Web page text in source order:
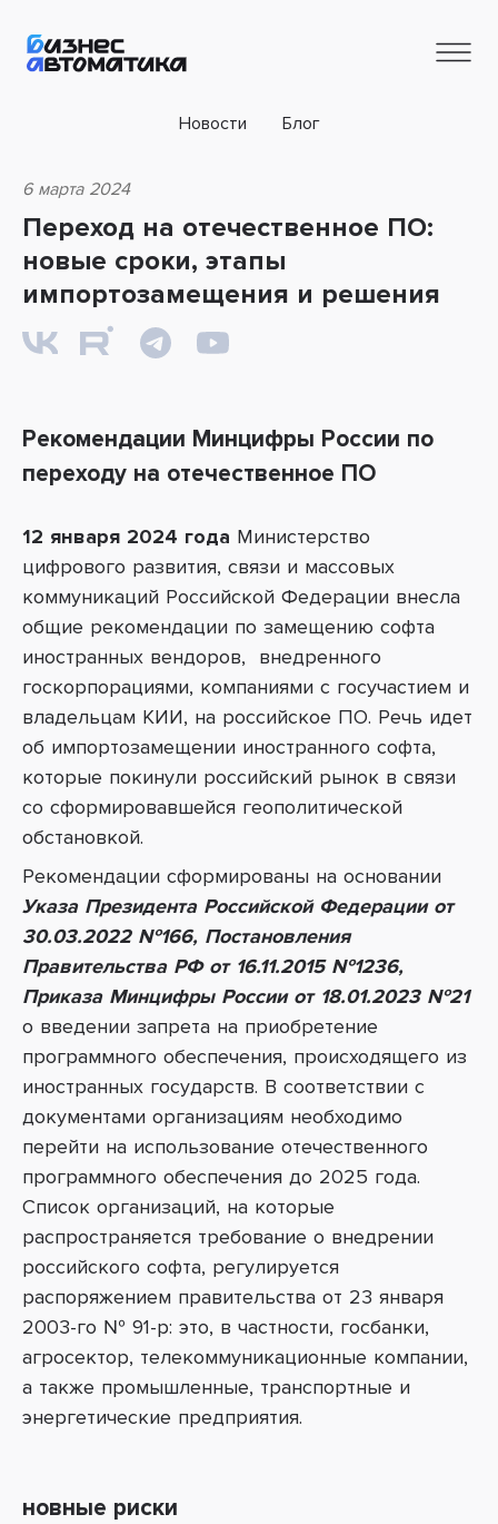
Новости Блог
6 марта 2024
Переход на отечественное ПО:
новые сроки, этапы
импортозамещения и решения
Рекомендации Минцифры России по
переходу на отечественное ПО
12 января 2024 года Министерство
цифрового развития, связи и массовых
коммуникаций Российской Федерации внесла
общие рекомендации по замещению софта
иностранных вендоров, внедренного
госкорпорациями, компаниями с госучастием и
владельцам КИИ, на российское ПО. Речь идет
об импортозамещении иностранного софта,
которые покинули российский рынок в связи
со сформировавшейся геополитической
обстановкой.
Рекомендации сформированы на основании
Указа Президента Российской Федерации от
30.03.2022 №166, Постановления
Правительства РФ от 16.11.2015 №1236,
Приказа Минцифры России от 18.01.2023 №21
о введении запрета на приобретение
программного обеспечения, происходящего из
иностранных государств. В соответствии с
документами организациям необходимо
перейти на использование отечественного
программного обеспечения до 2025 года.
Список организаций, на которые
распространяется требование о внедрении
российского софта, регулируется
распоряжением правительства от 23 января
2003-го № 91-р: это, в частности, госбанки,
агросектор, телекоммуникационные компании,
а также промышленные, транспортные и
энергетические предприятия.
новные риски